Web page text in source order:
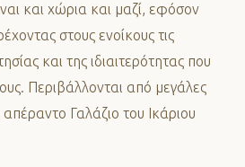
και χώρια και μαζί, εφόσον
στους ενοίκους τις
και της ιδιαιτερότητας που
Περιβάλλονται από μεγάλες
Γαλάζιο του Ικάριου